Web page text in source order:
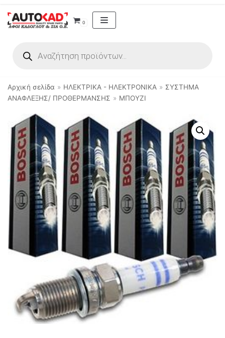
Μεταπηδήστε
στο
0
Αρχική σελίδα » ΗΛΕΚΤΡΙΚΑ - ΗΛΕΚΤΡΟΝΙΚΑ » ΣΥΣΤΗΜΑ
ΑΝΑΦΛΕΞΗΣ/ ΠΡΟΘΕΡΜΑΝΣΗΣ » ΜΠΟΥΖΙ